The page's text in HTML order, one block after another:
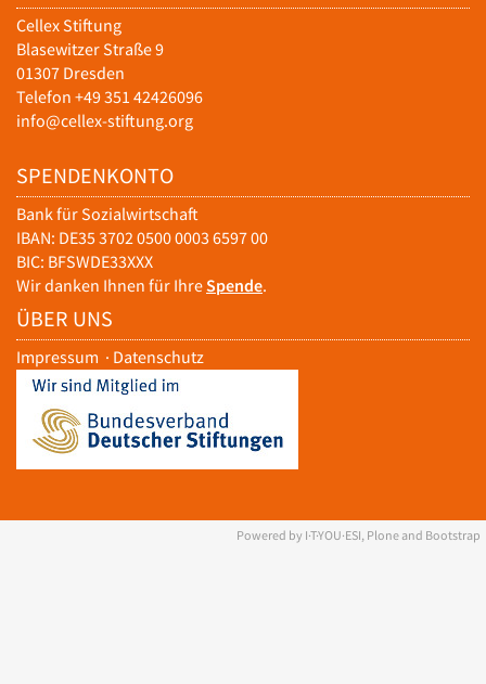
Cellex Stiftung
Blasewitzer Straße 9
01307 Dresden
Telefon +49 351 42426096
info@cellex-stiftung.org
SPENDENKONTO
Bank für Sozialwirtschaft
IBAN: DE35 3702 0500 0003 6597 00
BIC: BFSWDE33XXX
Wir danken Ihnen für IhreSpende.
ÜBER UNS
Impressum · Datenschutz
Powered by I·T·YOU·ESI, Plone and Bootstrap